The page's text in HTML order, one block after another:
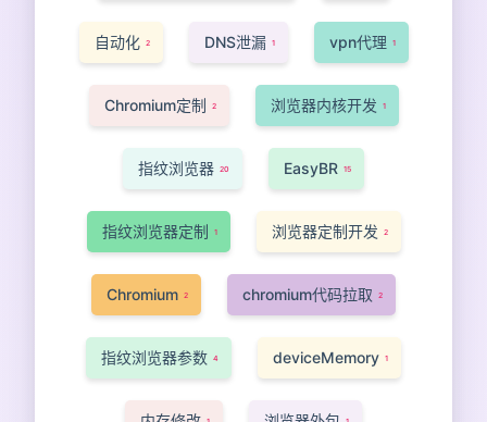
自动化 2 DNS泄漏 1 vpn代理 1
Chromium定制 2 浏览器内核开发 1
指纹浏览器 20 EasyBR 15
指纹浏览器定制 1 浏览器定制开发 2
Chromium 2 chromium代码拉取 2
指纹浏览器参数 4 deviceMemory 1